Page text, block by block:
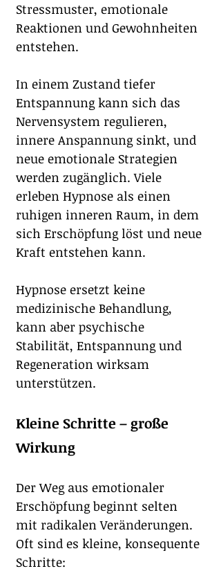
Stressmuster, emotionale
Reaktionen und Gewohnheiten
entstehen.
In einem Zustand tiefer
Entspannung kann sich das
Nervensystem regulieren,
innere Anspannung sinkt, und
neue emotionale Strategien
werden zugänglich. Viele
erleben Hypnose als einen
ruhigen inneren Raum, in dem
sich Erschöpfung löst und neue
Kraft entstehen kann.
Hypnose ersetzt keine
medizinische Behandlung,
kann aber psychische
Stabilität, Entspannung und
Regeneration wirksam
unterstützen.
Kleine Schritte – große
Wirkung
Der Weg aus emotionaler
Erschöpfung beginnt selten
mit radikalen Veränderungen.
Oft sind es kleine, konsequente
Schritte: